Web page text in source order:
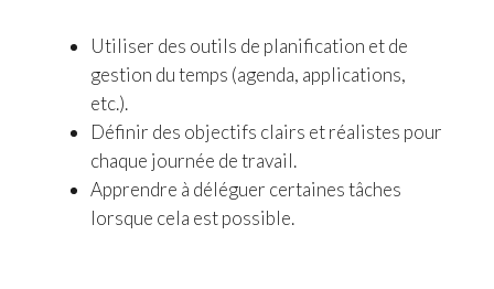
Utiliser des outils de planification et de
gestion du temps (agenda, applications,
etc.).
Définir des objectifs clairs et réalistes pour
chaque journée de travail.
Apprendre à déléguer certaines tâches
lorsque cela est possible.